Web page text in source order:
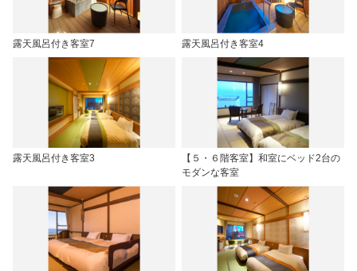
露天風呂付き客室7 露天風呂付き客室4
露天風呂付き客室3
【５・６階客室】和室にベッド2台の
モダンな客室